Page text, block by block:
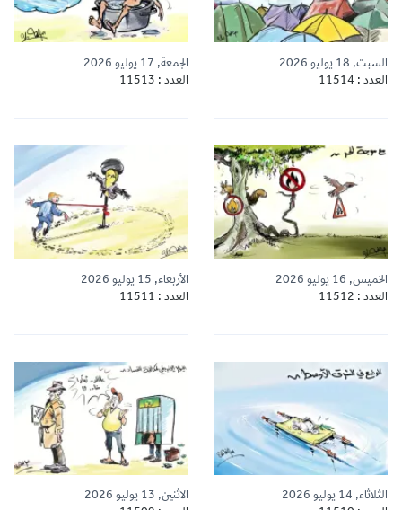
السبت, 18 يوليو 2026
العدد : 11514
الجمعة, 17 يوليو 2026
العدد : 11513
الخميس, 16 يوليو 2026
العدد : 11512
الأربعاء, 15 يوليو 2026
العدد : 11511
الثلاثاء, 14 يوليو 2026
الاثنين, 13 يوليو 2026